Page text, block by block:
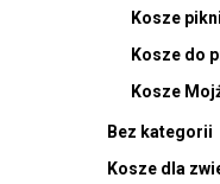
Kosze
Kosze do
Kosze
Bez kategorii
Kosze dla